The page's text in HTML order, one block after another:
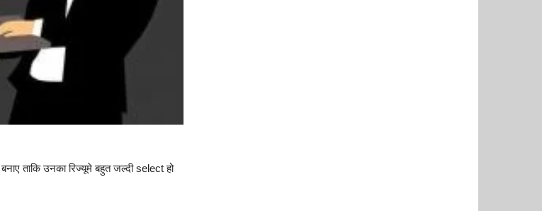
ताकि उनका रिज्यूमे बहुत जल्दी select हो